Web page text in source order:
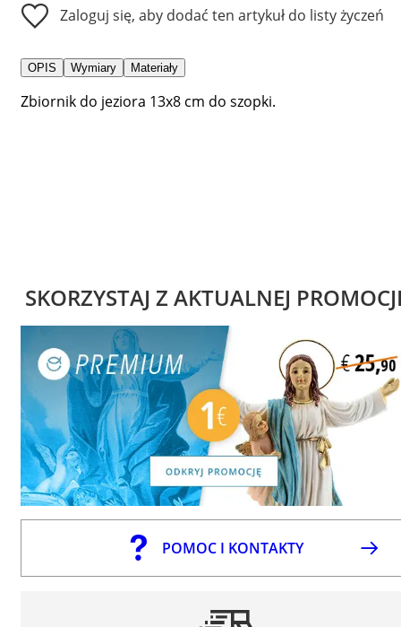
Zaloguj się, aby dodać ten artykuł do listy życzeń
OPIS Wymiary Materiały
Zbiornik do jeziora 13x8 cm do szopki.
SKORZYSTAJ Z AKTUALNEJ
POMOC I KONTAKTY